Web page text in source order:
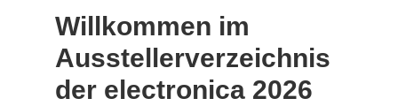
Willkommen im
Ausstellerverzeichnis
der electronica 2026